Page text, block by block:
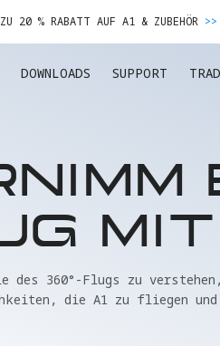
20 % RABATT AUF A1 & ZUBEHÖR >>
& GELD FÜR DEN NEUKAUF
DOWNLOADS SUPPORT
des 360°-Flugs zu
die A1 zu fliegen und